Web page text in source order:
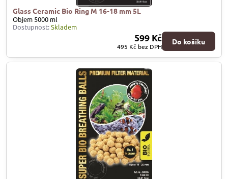
Glass Ceramic Bio Ring M 16-18 mm 5L
Objem 5000 ml
Dostupnost:Skladem
599 Kč
495 Kč bez DPH
Do košíku